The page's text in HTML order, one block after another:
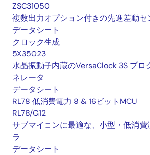
ZSC31050
複数出力オプション付きの先進差動
データシート
クロック生成
5X35023
水晶振動子内蔵のVersaClock 3S プロ
ネレータ
データシート
RL78 低消費電力 8 & 16ビットMCU
RL78/G12
サブマイコンに最適な、小型・低消
ラ
データシート